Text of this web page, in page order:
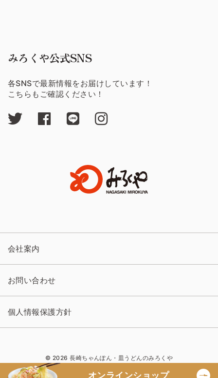
オンラインショップ
みろくや公式SNS
各SNSで最新情報をお届けしています！
こちらもご確認ください！
会社案内
お問い合わせ
個人情報保護方針
© 2026 長崎ちゃんぽん・皿うどんのみろくや